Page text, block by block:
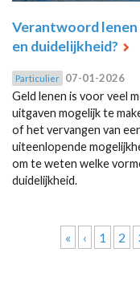
Verantwoord lenen
en duidelijkheid?
Particulier 07-01-2026
Geld lenen is voor veel
uitgaven mogelijk te
of het vervangen van
uiteenlopende
om te weten welke
duidelijkheid.
« ‹ 1 2